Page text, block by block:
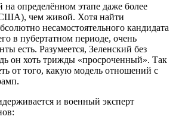
определённом этапе даже более
чем живой. Хотя найти
несамостоятельного кандидата
в пубертатном периоде, очень
есть. Разумеется, Зеленский без
он хоть трижды «просроченный». Так
от того, какую модель отношений с
и военный эксперт